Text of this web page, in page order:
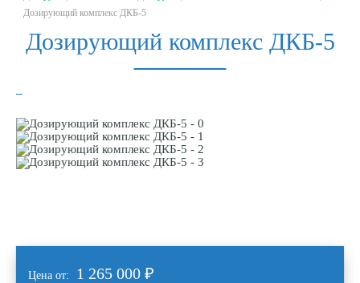
Дозирующий комплекс ДКБ-5
Дозирующий комплекс ДКБ-5
Цена от: 1 265 000 ₽